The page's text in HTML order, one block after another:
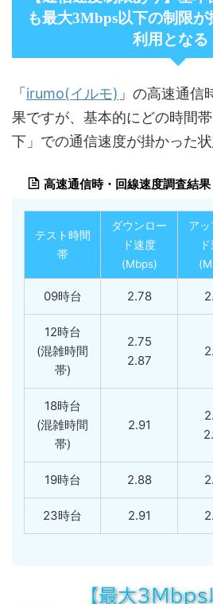
も最大3Mbps以下の制限
利用となる
「 irumo(イルモ) 」の高速通信
果ですが、基本的にどの時間
下」での通信速度が掛かった状
高速通信時・回線速度調査結果
テスト時間
帯
ダウンロー
ド速度
(Mbps)
ア
09時台 2.78
12時台
(混雑時間
帯)
2.75
2.87
18時台
(混雑時間
帯)
2.91
19時台 2.88
23時台 2.91